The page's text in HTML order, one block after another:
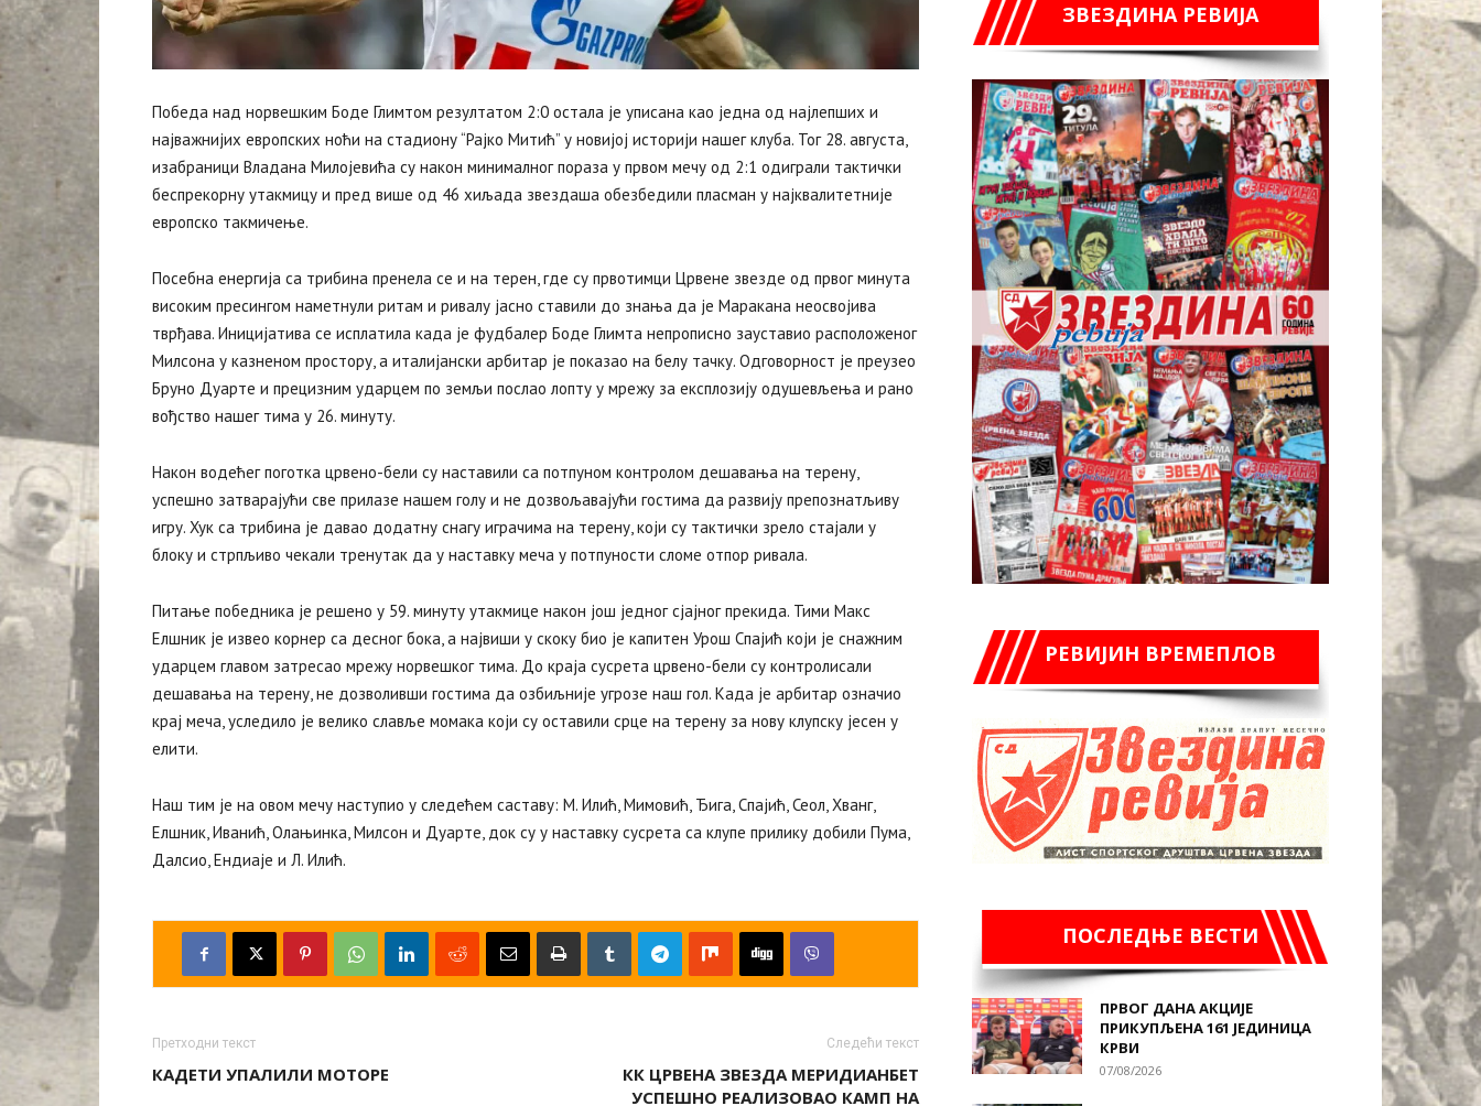
Победа над норвешким Боде Глимтом резултатом 2:0 остала је уписана као једна од најлепших и
најважнијих европских ноћи на стадиону “Рајко Митић” у новијој историји нашег клуба. Тог 28. августа,
изабраници Владана Милојевића су након минималног пораза у првом мечу од 2:1 одиграли тактички
беспрекорну утакмицу и пред више од 46 хиљада звездаша обезбедили пласман у најквалитетније
европско такмичење.
Посебна енергија са трибина пренела се и на терен, где су првотимци Црвене звезде од првог минута
високим пресингом наметнули ритам и ривалу јасно ставили до знања да је Маракана неосвојива
тврђава. Иницијатива се исплатила када је фудбалер Боде Глимта непрописно зауставио расположеног
Милсона у казненом простору, а италијански арбитар је показао на белу тачку. Одговорност је преузео
Бруно Дуарте и прецизним ударцем по земљи послао лопту у мрежу за експлозију одушевљења и рано
вођство нашег тима у 26. минуту.
Након водећег поготка црвено-бели су наставили са потпуном контролом дешавања на терену,
успешно затварајући све прилазе нашем голу и не дозвољавајући гостима да развију препознатљиву
игру. Хук са трибина је давао додатну снагу играчима на терену, који су тактички зрело стајали у
блоку и стрпљиво чекали тренутак да у наставку меча у потпуности сломе отпор ривала.
Питање победника је решено у 59. минуту утакмице након још једног сјајног прекида. Тими Макс
Елшник је извео корнер са десног бока, а највиши у скоку био је капитен Урош Спајић који је снажним
ударцем главом затресао мрежу норвешког тима. До краја сусрета црвено-бели су контролисали
дешавања на терену, не дозволивши гостима да озбиљније угрозе наш гол. Када је арбитар означио
крај меча, уследило је велико славље момака који су оставили срце на терену за нову клупску јесен у
елити.
Наш тим је на овом мечу наступио у следећем саставу: М. Илић, Мимовић, Ђига, Спајић, Сеол, Хванг,
Елшник, Иванић, Олањинка, Милсон и Дуарте, док су у наставку сусрета са клупе прилику добили Пума,
Далсио, Ендиаје и Л. Илић.
Претходни текст
КАДЕТИ УПАЛИЛИ МОТОРЕ
Следећи текст
КК ЦРВЕНА ЗВЕЗДА МЕРИДИАНБЕТ
УСПЕШНО РЕАЛИЗОВАО КАМП НА
ЗВЕЗДИНА РЕВИЈА
РЕВИЈИН ВРЕМЕПЛОВ
ПОСЛЕДЊЕ ВЕСТИ
ПРВОГ ДАНА АКЦИЈЕ
ПРИКУПЉЕНА 161 ЈЕДИНИЦА
КРВИ
07/08/2026